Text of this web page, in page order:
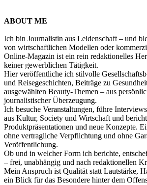
ABOUT ME
Ich bin Journalistin aus Leidenschaft – und
von wirtschaftlichen Modellen oder
Online-Magazin ist ein rein redaktionelles
keiner gewerblichen Tätigkeit.
Hier veröffentliche ich stilvolle
und Reisegeschichten, Beiträge zu
ausgewählten Beauty-Themen – aus
journalistischer Überzeugung.
Ich besuche Veranstaltungen, führe
aus Kultur, Society und Wirtschaft und
Produktpräsentationen und neue Konzepte.
ohne vertragliche Verpflichtung und ohne
Veröffentlichung.
Ob und in welcher Form ich berichte,
– frei, unabhängig und nach redaktionellen
Mein Anspruch ist Qualität statt Lautstärke,
ein Blick für das Besondere hinter dem